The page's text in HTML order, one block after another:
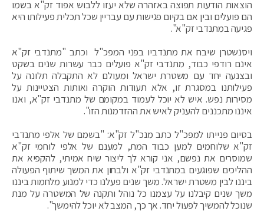
הוצאות הודעות תפוצה באזהרה שלא יעזו ללבוש אפוד זק"א בשמו
הם פועלים ובין אם בקיום פגישות עם עבריין שכל תכלית פעילותו היא
פגיעה במתנדבי זק"א".
ויסנשטרן שיבח את מתנדביו בפני המפכ"ל וכתב "מתנדבי זק"א
אינם רודפי כבוד, מתנדבי זק"א פועלים כבר עשרות שנים בשקט
ובצנעה יחד עם משטרת ישראל ומעולם לא התקבלה תלונה על
פעילותנו במסגרת זו, אלא תעודות הוקרה ואותות הצטיינות על
מסירות נפש. איש לא יוכל לעמוד במקומם של מתנדבי זק"א, ואנו
איננו מתכננים להעניק לאיש את ההזדמנות הזו".
בסיום פנייתו למפכ"ל כתב מנכ"ל זק"א: "בשמם של אלפי מתנדבי
זק"א שלוחמים למען כבוד המת, למענם של אלפי לוחמי זק"א
שמוסרים את נפשם, אני קורא לך ליצור שיח אמיתי, להקפיא את
ההליכים שפוגעים במתנדבי זק"א ולבחון את המשך שיתוף הפעולה
ביננו לבין משטרת ישראל. משך שנים פעלנו כדי למנוע מלחמות ביננו
משך שנים קיבלנו על עצמנו כל נוהל ותקנה של המשטרה על מנת
שנוכל להמשיך לפעול יחד. אך כך, המצב לא יוכל להימשך".